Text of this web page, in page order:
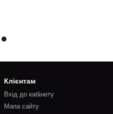
Клієнтам
Вхід до кабінету
Мапа сайту